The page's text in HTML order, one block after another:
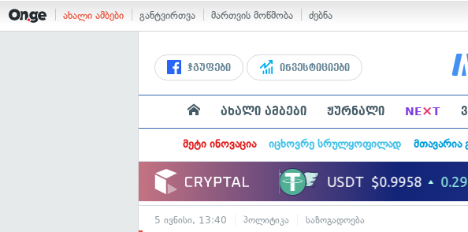
ახალი ამბები განტვირთვა მართვის მოწმობა ძებნა
ჯგუფები ინვესტიციები
ახალი ამბები ჟურნალი NE×T
მეტი ინოვაცია იცხოვრე სრულყოფილად მთავარია
5 ივნისი, 13:40 პოლიტიკა საზოგადოება